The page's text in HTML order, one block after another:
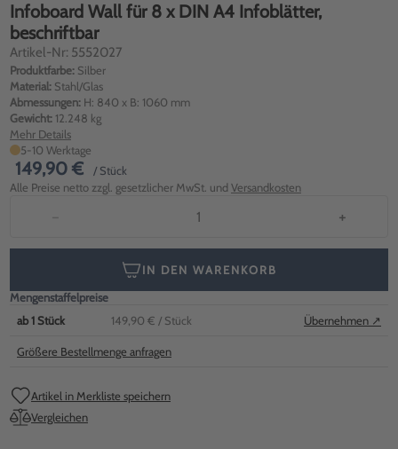
Infoboard Wall für 8 x DIN A4 Infoblätter,
beschriftbar
Artikel-Nr: 5552027
Produktfarbe: Silber
Material: Stahl/Glas
Abmessungen: H: 840 x B: 1060 mm
Gewicht: 12.248 kg
Mehr Details
5-10 Werktage
149,90 €
/ Stück
Alle Preise netto zzgl. gesetzlicher MwSt. und Versandkosten
− +
IN DEN WARENKORB
Mengenstaffelpreise
ab1 Stück 149,90 € / Stück Übernehmen ↗
Größere Bestellmenge anfragen
Artikel in Merkliste speichern
Vergleichen